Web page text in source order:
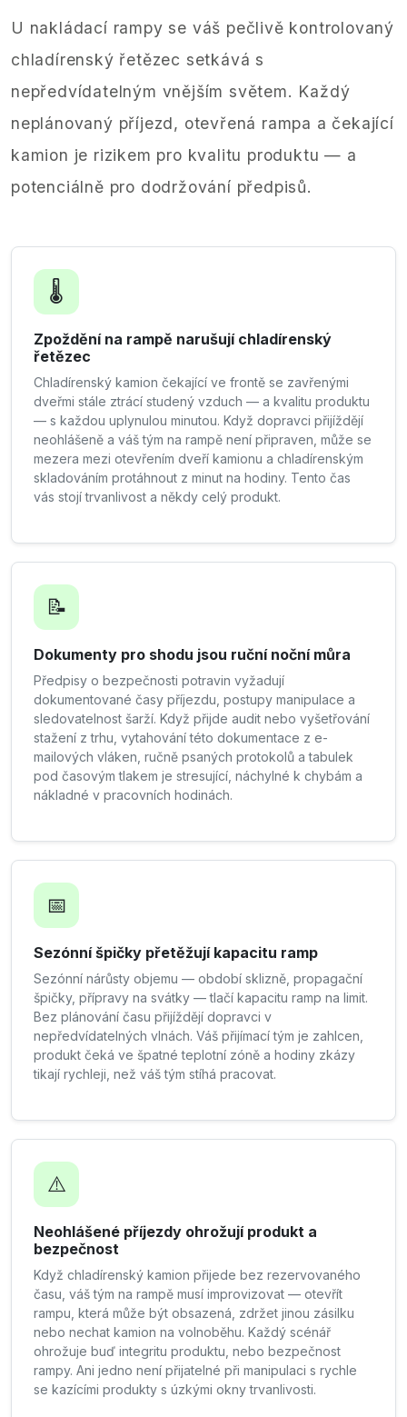
U nakládací rampy se váš pečlivě kontrolovaný
chladírenský řetězec setkává s
nepředvídatelným vnějším světem. Každý
neplánovaný příjezd, otevřená rampa a čekající
kamion je rizikem pro kvalitu produktu — a
potenciálně pro dodržování předpisů.
🌡️
Zpoždění na rampě narušují chladírenský
řetězec
Chladírenský kamion čekající ve frontě se zavřenými
dveřmi stále ztrácí studený vzduch — a kvalitu produktu
— s každou uplynulou minutou. Když dopravci přijíždějí
neohlášeně a váš tým na rampě není připraven, může se
mezera mezi otevřením dveří kamionu a chladírenským
skladováním protáhnout z minut na hodiny. Tento čas
vás stojí trvanlivost a někdy celý produkt.
📝
Dokumenty pro shodu jsou ruční noční můra
Předpisy o bezpečnosti potravin vyžadují
dokumentované časy příjezdu, postupy manipulace a
sledovatelnost šarží. Když přijde audit nebo vyšetřování
stažení z trhu, vytahování této dokumentace z e-
mailových vláken, ručně psaných protokolů a tabulek
pod časovým tlakem je stresující, náchylné k chybám a
nákladné v pracovních hodinách.
📅
Sezónní špičky přetěžují kapacitu ramp
Sezónní nárůsty objemu — období sklizně, propagační
špičky, přípravy na svátky — tlačí kapacitu ramp na limit.
Bez plánování času přijíždějí dopravci v
nepředvídatelných vlnách. Váš přijímací tým je zahlcen,
produkt čeká ve špatné teplotní zóně a hodiny zkázy
tikají rychleji, než váš tým stíhá pracovat.
⚠️
Neohlášené příjezdy ohrožují produkt a
bezpečnost
Když chladírenský kamion přijede bez rezervovaného
času, váš tým na rampě musí improvizovat — otevřít
rampu, která může být obsazená, zdržet jinou zásilku
nebo nechat kamion na volnoběhu. Každý scénář
ohrožuje buď integritu produktu, nebo bezpečnost
rampy. Ani jedno není přijatelné při manipulaci s rychle
se kazícími produkty s úzkými okny trvanlivosti.